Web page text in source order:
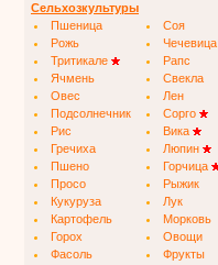
Сельхозкультуры
Пшеница
Соя
Рожь
Чечевица
Тритикале
Рапс
Ячмень
Свекла
Овес
Лен
Подсолнечник
Сорго
Рис
Вика
Гречиха
Люпин
Пшено
Горчица
Просо
Рыжик
Кукуруза
Лук
Картофель
Морковь
Горох
Овощи
Фасоль
Фрукты